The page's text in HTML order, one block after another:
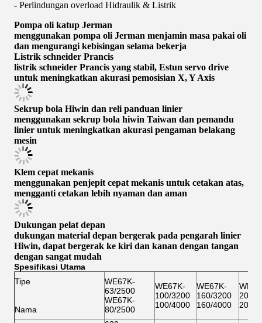
- Perlindungan overload Hidraulik & Listrik
Pompa oli katup Jerman
menggunakan pompa oli Jerman menjamin masa pakai oli
dan mengurangi kebisingan selama bekerja
Listrik schneider Prancis
listrik schneider Prancis yang stabil, Estun servo drive
untuk meningkatkan akurasi pemosisian X, Y Axis
Sekrup bola Hiwin dan reli panduan linier
menggunakan sekrup bola hiwin Taiwan dan pemandu
linier untuk meningkatkan akurasi pengaman belakang
mesin
Klem cepat mekanis
menggunakan penjepit cepat mekanis untuk cetakan atas,
mengganti cetakan lebih nyaman dan aman
Dukungan pelat depan
dukungan material depan bergerak pada pengarah linier
Hiwin, dapat bergerak ke kiri dan kanan dengan tangan
dengan sangat mudah
Spesifikasi Utama
Tipe
Nama
WE67K-
63/2500
WE67K-
WE67K-
100/3200
100/4000
WE67K-
160/3200
160/4000
630
800
2500
3200
4000
3200
4000
3200
4000